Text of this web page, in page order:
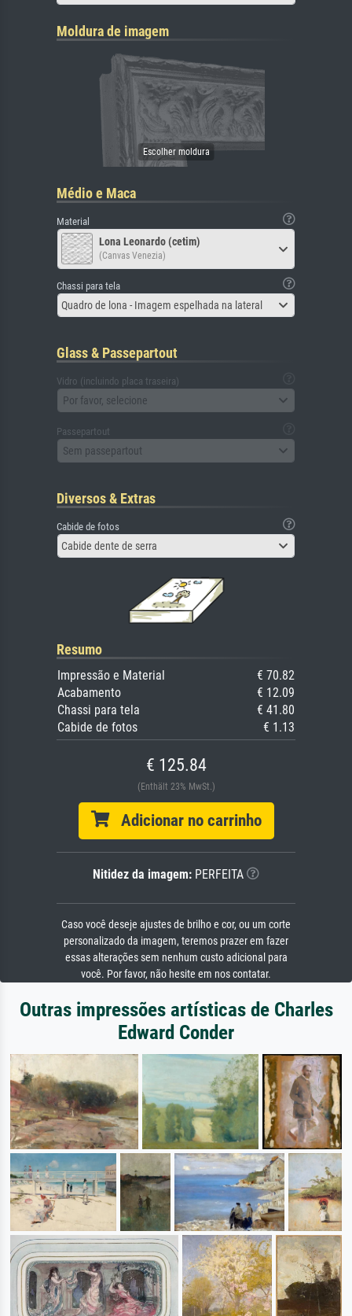
Moldura de imagem
Médio e Maca
Material
Lona Leonardo (cetim)
(Canvas Venezia)
Chassi para tela
Quadro de lona - Imagem espelhada na lateral
Glass & Passepartout
Vidro (incluindo placa traseira)
Por favor, selecione
Passepartout
Sem passepartout
Diversos & Extras
Cabide de fotos
Cabide dente de serra
Resumo
Impressão e Material
€ 70.82
Acabamento
€ 12.09
Chassi para tela
€ 41.80
Cabide de fotos
€ 1.13
€ 125.84
(Enthält 23% MwSt.)
Adicionar no carrinho
Nitidez da imagem: PERFEITA
Caso você deseje ajustes de brilho e cor, ou um corte
personalizado da imagem, teremos prazer em fazer
essas alterações sem nenhum custo adicional para
você. Por favor, não hesite em nos contatar.
Outras impressões artísticas de Charles
Edward Conder